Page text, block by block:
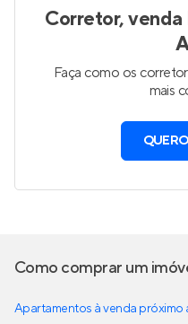
Corretor,
Faça como os
mais
Como comprar um
Apartamentos à venda próximo